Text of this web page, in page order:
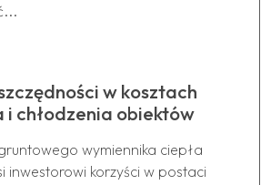
w kosztach
i chłodzenia obiektów
wymiennika ciepła
inwestorowi korzyści w postaci